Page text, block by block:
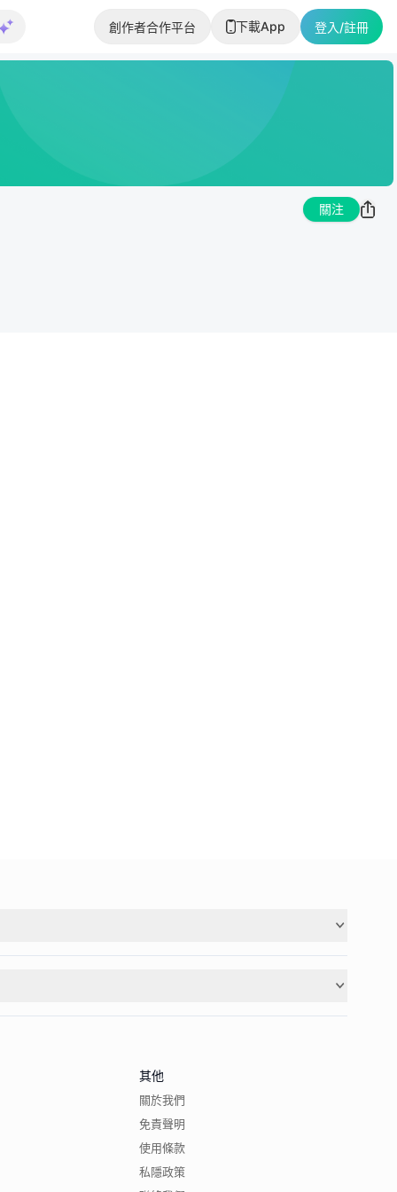
創作者合作平台 下載App 登入/註冊
關注
其他
關於我們
免責聲明
使用條款
私隱政策